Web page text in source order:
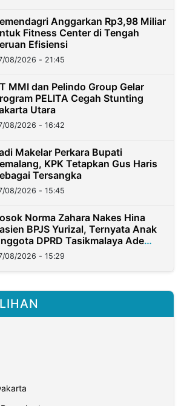
Anggarkan Rp3,98 Miliar
Fitness Center di Tengah
Efisiensi
08/2026 - 21:45
MMI dan Pelindo Group Gelar
PELITA Cegah Stunting
Utara
08/2026 - 16:42
Makelar Perkara Bupati
KPK Tetapkan Gus Haris
Tersangka
08/2026 - 15:45
Norma Zahara Nakes Hina
BPJS Yurizal, Ternyata Anak
DPRD Tasikmalaya Ade
08/2026 - 15:29